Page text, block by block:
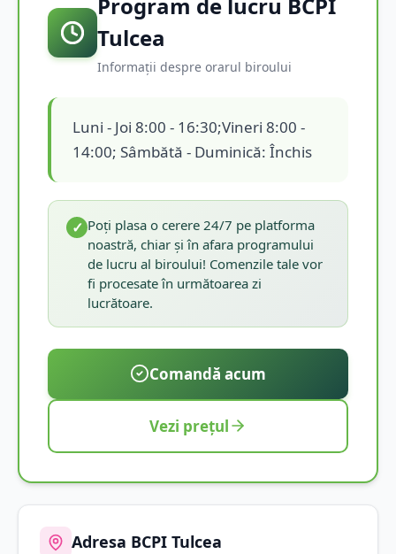
Tulcea
Informații despre orarul biroului
Luni - Joi 8:00 - 16:30;Vineri 8:00 -
14:00; Sâmbătă - Duminică: Închis
✓ Poți plasa o cerere 24/7 pe platforma
noastră, chiar și în afara programului
de lucru al biroului! Comenzile tale vor
fi procesate în următoarea zi
lucrătoare.
Comandă acum
Vezi prețul
Adresa BCPI Tulcea